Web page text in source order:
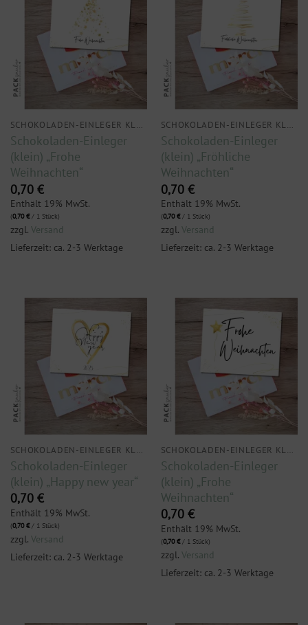
SCHOKOLADEN-EINLEGER KLEIN
Schokoladen-Einleger
(klein) „Frohe
Weihnachten“
0,70 €
Enthält 19% MwSt.
(0,70€/ 1 Stück)
zzgl. Versand
Lieferzeit: ca. 2-3 Werktage
SCHOKOLADEN-EINLEGER KLEIN
Schokoladen-Einleger
(klein) „Fröhliche
Weihnachten“
0,70 €
Enthält 19% MwSt.
(0,70€/ 1 Stück)
zzgl. Versand
Lieferzeit: ca. 2-3 Werktage
SCHOKOLADEN-EINLEGER KLEIN
Schokoladen-Einleger
(klein) „Happy new year“
0,70 €
Enthält 19% MwSt.
(0,70€/ 1 Stück)
zzgl. Versand
Lieferzeit: ca. 2-3 Werktage
SCHOKOLADEN-EINLEGER KLEIN
Schokoladen-Einleger
(klein) „Frohe
Weihnachten“
0,70 €
Enthält 19% MwSt.
(0,70€/ 1 Stück)
zzgl. Versand
Lieferzeit: ca. 2-3 Werktage